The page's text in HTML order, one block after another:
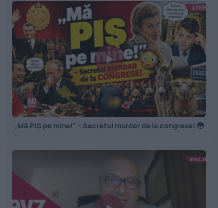
„Mă PIȘ pe mine!” – Secretul murdar de la congrese! 😳